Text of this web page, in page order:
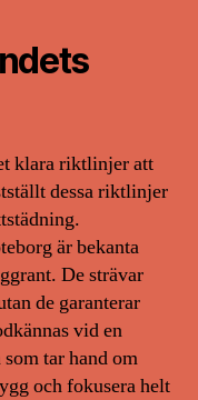
klara riktlinjer att
dessa riktlinjer
är bekanta
De strävar
de garanterar
vid en
tar hand om
och fokusera helt